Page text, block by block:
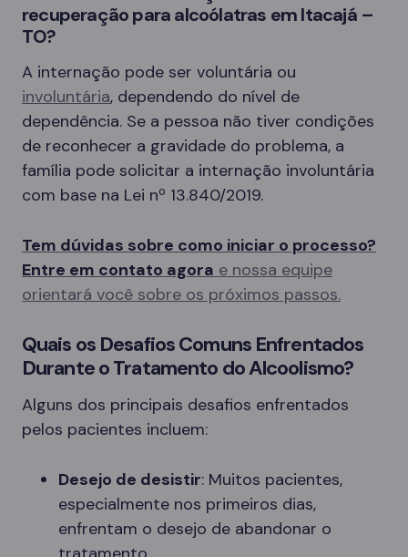
recuperação para alcoólatras em Itacajá –
TO?
A internação pode ser voluntária ou
involuntária, dependendo do nível de
dependência. Se a pessoa não tiver condições
de reconhecer a gravidade do problema, a
família pode solicitar a internação involuntária
com base na Lei nº 13.840/2019.
Tem dúvidas sobre como iniciar o processo?
Entre em contato agora e nossa equipe
orientará você sobre os próximos passos.
Quais os Desafios Comuns Enfrentados
Durante o Tratamento do Alcoolismo?
Alguns dos principais desafios enfrentados
pelos pacientes incluem:
Desejo de desistir: Muitos pacientes,
especialmente nos primeiros dias,
enfrentam o desejo de abandonar o